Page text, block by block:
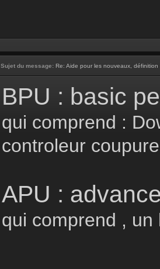
Sujet du message: Re: Aide pour les nouveaux,
BPU : basic
qui comprend :
controleur
APU :
qui comprend ,